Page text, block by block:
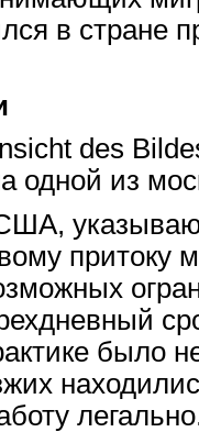
в стране
des
одной из
притоку
было